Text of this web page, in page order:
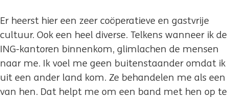
Er heerst hier een zeer coöperatieve en gastvrije
cultuur. Ook een heel diverse. Telkens wanneer ik de
ING-kantoren binnenkom, glimlachen de mensen
naar me. Ik voel me geen buitenstaander omdat ik
uit een ander land kom. Ze behandelen me als een
van hen. Dat helpt me om een band met hen op te